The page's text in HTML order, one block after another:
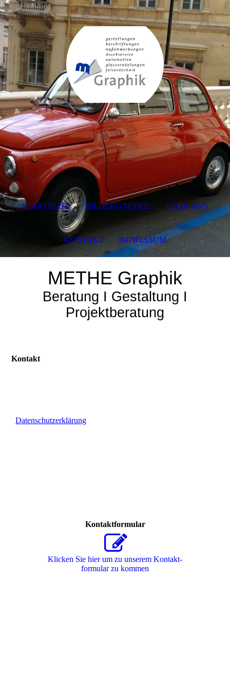
METHE Graphik
Beratung I Gestaltung I
Projektberatung
Kontakt
Datenschutzerklärung
Kontaktformular
Klicken Sie hier um zu unserem Kon­takt­
for­mu­lar zu kommen
STARTSEITE BILDERGALERIE ÜBER UNS
KONTAKT IMPRESSUM